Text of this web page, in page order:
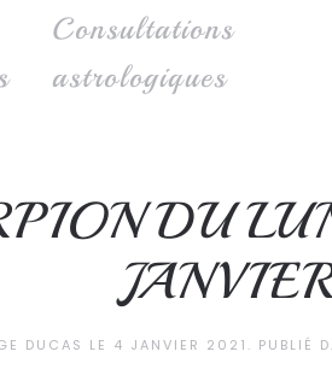
Consultations
astrologiques
DU
DUCAS LE 4 JANVIER 2021 . PUBLIÉ